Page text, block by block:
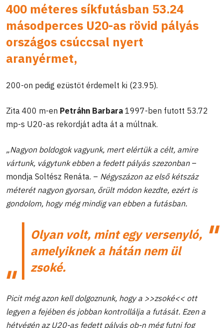
400 méteres síkfutásban 53.24
másodperces U20-as rövid pályás
országos csúccsal nyert
aranyérmet,
200-on pedig ezüstöt érdemelt ki (23.95).
Zita 400 m-en Petráhn Barbara 1997-ben futott 53.72
mp-s U20-as rekordját adta át a múltnak.
„Nagyon boldogok vagyunk, mert elértük a célt, amire
vártunk, vágytunk ebben a fedett pályás szezonban–
mondja Soltész Renáta. – Négyszázon az első kétszáz
méterét nagyon gyorsan, őrült módon kezdte, ezért is
gondolom, hogy még mindig van ebben a futásban.
Olyan volt, mint egy versenyló,
amelyiknek a hátán nem ül
zsoké.
Picit még azon kell dolgoznunk, hogy a >>zsoké<< ott
legyen a fejében és jobban kontrollálja a futását. Ezen a
hétvégén az U20-as fedett pályás ob-n még futni fog